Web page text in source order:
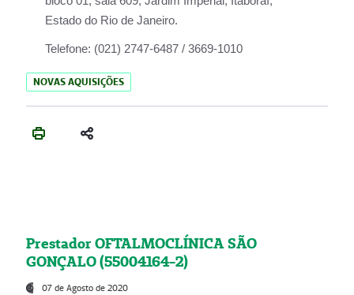
Estado do Rio de Janeiro.
Telefone: (021) 2747-6487 / 3669-1010
NOVAS AQUISIÇÕES
Prestador OFTALMOCLÍNICA SÃO
GONÇALO (55004164-2)
07 de Agosto de 2020